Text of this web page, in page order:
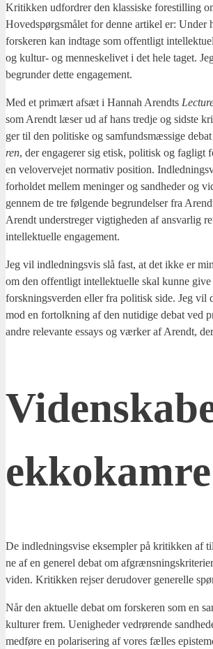
Kri­tik­ken udfor­drer den klas­si­ske fore­stil­ling
Hoved­spørgs­må­let for den­ne arti­kel er:
for­ske­ren kan ind­ta­ge som offent­ligt
og kul­tur- og men­ne­ske­li­vet i det hele taget.
begrun­der det­te enga­ge­ment.
Med et pri­mært afsæt i Han­nah Arendts
som Arendt læser ud af hans tred­je og sid­ste
ger til den poli­ti­ske og sam­funds­mæs­si­ge debat
ren, der enga­ge­rer sig etisk, poli­tisk og fag­ligt
en velover­ve­jet nor­ma­tiv posi­tion.
for­hol­det mel­lem menin­ger og sand­he­der og
gen­nem de tre føl­gen­de begrun­del­ser fra
Arendt under­stre­ger vig­tig­he­den af ansvar­lig
intel­lek­tu­el­le enga­ge­ment.
Jeg vil ind­led­nings­vis slå fast, at det ikke er
om den offent­ligt intel­lek­tu­el­le skal kun­ne
forsk­nings­ver­den eller fra poli­tisk side. Jeg
mod en for­tolk­ning af den nuti­di­ge debat ved
andre rele­van­te essays og vær­ker af Arendt,
ekko­kam­re
De ind­led­nings­vi­se eksemp­ler på kri­tik­ken af
ne af en gene­rel debat om
viden. Kri­tik­ken rej­ser der­u­d­over gene­rel­le
Når den aktu­el­le debat om for­ske­ren som en
kul­tu­rer frem. Uenig­he­der ved­rø­ren­de
med­fø­re en pola­ri­se­ring af vores fæl­les